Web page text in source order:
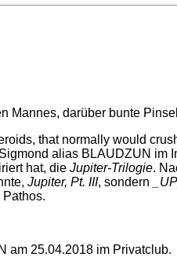
that normally would
alias BLAUDZUN
hat, die Jupiter-Trilogie.
Jupiter, Pt. III, sondern
am 25.04.2018 im Privatclub.